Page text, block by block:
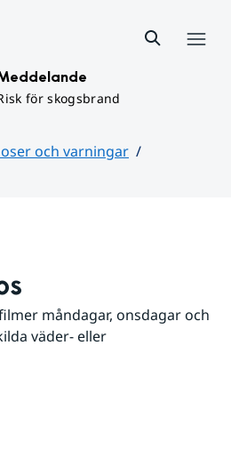
för skogsbrand
och varningar
måndagar, onsdagar och
väder- eller